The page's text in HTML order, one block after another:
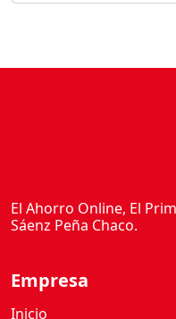
El Ahorro Online, El
Sáenz Peña Chaco.
Empresa
Inicio